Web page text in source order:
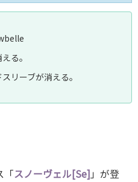
る｡
リーブが消える｡
「スノーヴェル[Se] 」が登